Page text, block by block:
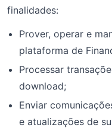
finalidades:
Prover, operar e
plataforma de
Processar
download;
Enviar
e atualizações de